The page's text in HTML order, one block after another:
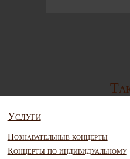
Услуги
Познавательные концерты
Концерты по индивидуальному